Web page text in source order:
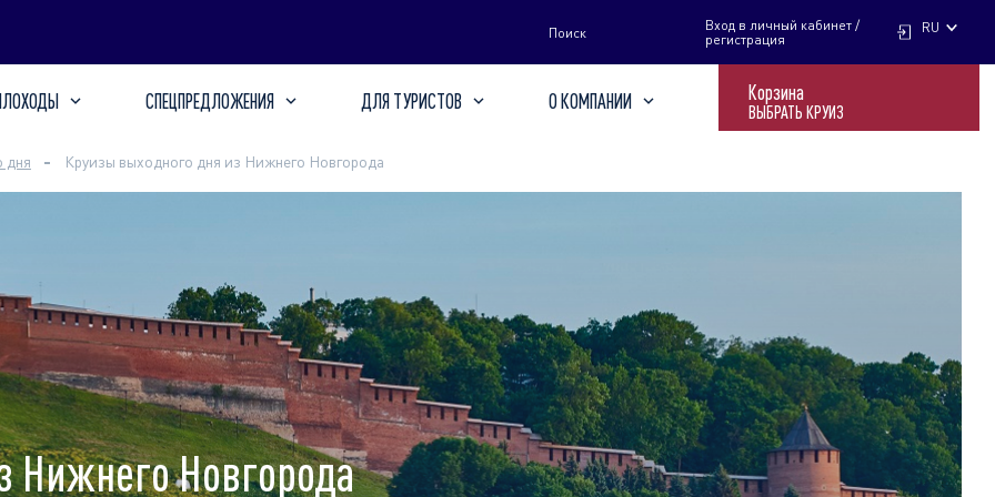
Поиск
Вход в личный кабинет /
регистрация
RU
СПЕЦПРЕДЛОЖЕНИЯ ДЛЯ ТУРИСТОВ О КОМПАНИИ Корзина
ВЫБРАТЬ КРУИЗ
дня Круизы выходного дня из Нижнего Новгорода
Нижнего Новгорода